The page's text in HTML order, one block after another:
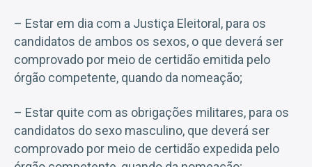
– Estar em dia com a Justiça Eleitoral, para os
candidatos de ambos os sexos, o que deverá ser
comprovado por meio de certidão emitida pelo
órgão competente, quando da nomeação;
– Estar quite com as obrigações militares, para os
candidatos do sexo masculino, que deverá ser
comprovado por meio de certidão expedida pelo